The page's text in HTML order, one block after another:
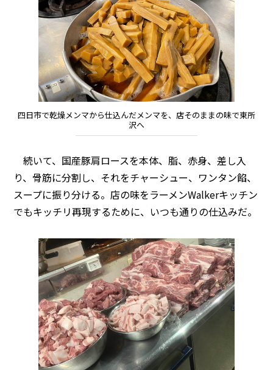
四日市で乾燥メンマから仕込んだメンマを、店そのままの味で東所
沢へ
続いて、国産豚肩ロースを本体、脂、赤身、差し入
り、骨筋に分割し、それをチャーシュー、ワンタン餡、
スープに振り分ける。店の味をラーメンWalkerキッチン
でもキッチリ再現するために、いつも通りの仕込みだ。